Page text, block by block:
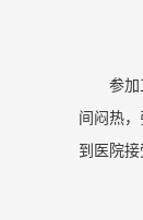
参加
间闷热
到医院